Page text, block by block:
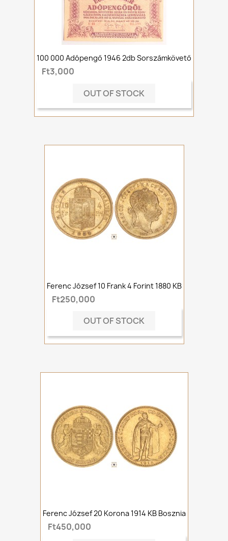
100 000 Adópengő 1946 2db Sorszámkövető
Ft3,000
OUT OF STOCK
Ferenc József 10 Frank 4 Forint 1880 KB
Ft250,000
OUT OF STOCK
Ferenc József 20 Korona 1914 KB Bosznia
Ft450,000